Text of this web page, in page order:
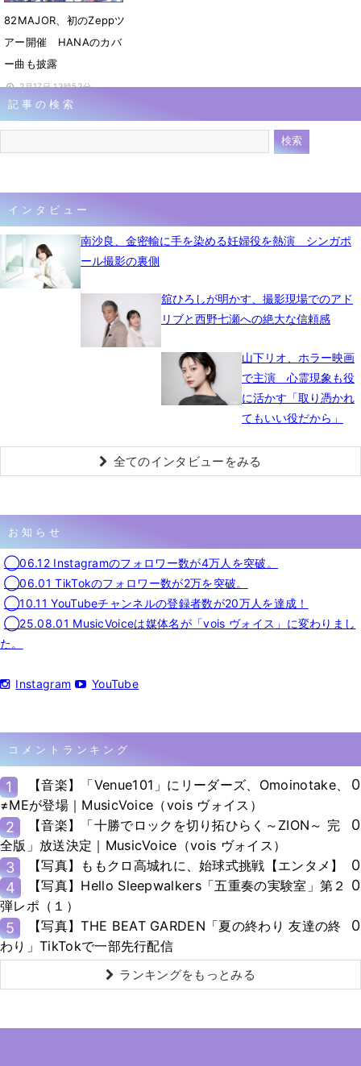
82MAJOR、初のZeppツ
アー開催 HANAのカバ
ー曲も披露
2月17日 13時53分
記事の検索
インタビュー
南沙良、金密輸に手を染める妊婦役を熱演 シンガポ
ール撮影の裏側
舘ひろしが明かす、撮影現場でのアド
リブと西野七瀬への絶大な信頼感
山下リオ、ホラー映画
で主演 心霊現象も役
に活かす「取り憑かれ
てもいい役だから」
全てのインタビューをみる
お知らせ
◯06.12 Instagramのフォロワー数が4万人を突破。
◯06.01 TikTokのフォロワー数が2万を突破。
◯10.11 YouTubeチャンネルの登録者数が20万人を達成！
◯25.08.01 MusicVoiceは媒体名が「vois ヴォイス」に変わりまし
た。
Instagram YouTube
コメントランキング
1
【音楽】「Venue101」にリーダーズ、Omoinotake、
≠MEが登場｜MusicVoice（vois ヴォイス）
0
2
【音楽】「十勝でロックを切り拓ひらく～ZION～ 完
全版」放送決定｜MusicVoice（vois ヴォイス）
0
3 【写真】ももクロ高城れに、始球式挑戦【エンタメ】
0
4
【写真】Hello Sleepwalkers「五重奏の実験室」第２
弾レポ（１）
0
5
【写真】THE BEAT GARDEN「夏の終わり 友達の終
わり」TikTokで一部先行配信
0
ランキングをもっとみる